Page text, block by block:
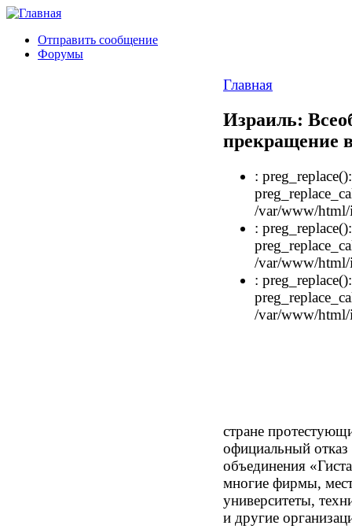
Отправить сообщение
Форумы
Главная
Израиль:
прекращение
:
/var/www/html/
:
/var/www/html/
:
/var/www/html/
стране
официальный отказ
объединения
многие фирмы,
университеты,
и другие